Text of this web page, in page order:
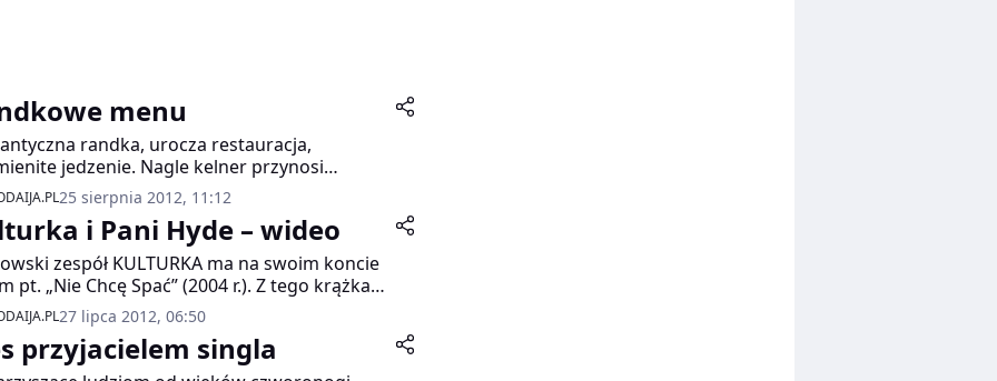
menu
randka, urocza restauracja,
jedzenie. Nagle kelner przynosi
przez nas mleko… Tym razem łyk
napoju nie wyjdzie nam na zdrowie.
badania portalu eDarling ten widok zgasi
w oczach niejednego randkowicza.
25 sierpnia 2012, 11:12
i Pani Hyde – wideo
zespół KULTURKA ma na swoim koncie
pt. „Nie Chcę Spać” (2004 r.). Z tego krążka
takie single jak „Kraj marynarek” czy
„Miłość nad morzem”, która stała się
z hitów lata i od tego czasu na stałe weszła
letnich przebojów polskich stacji
27 lipca 2012, 06:50
przyjacielem singla